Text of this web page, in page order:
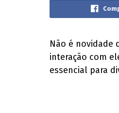
Não é novidade
interação com
essencial para